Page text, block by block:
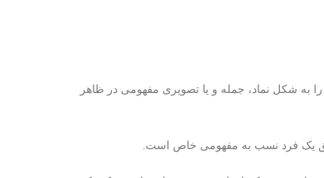
به شکل نماد، جمله و یا تصویری مفهومی در ظاهر
یک فرد نسب به مفهومی خاص است.